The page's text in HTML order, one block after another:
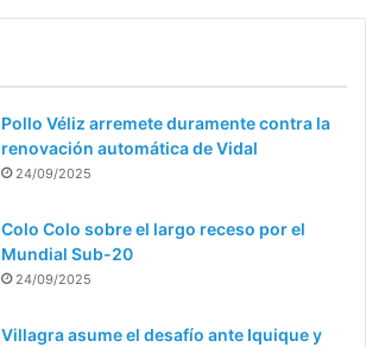
Pollo Véliz arremete duramente contra la
renovación automática de Vidal
24/09/2025
Colo Colo sobre el largo receso por el
Mundial Sub-20
24/09/2025
Villagra asume el desafío ante Iquique y